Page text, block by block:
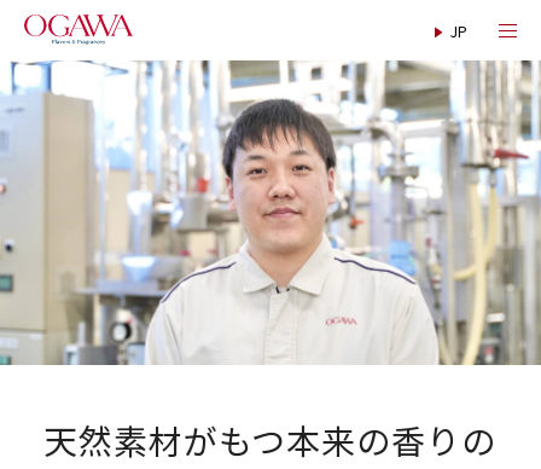
天然素材がもつ本来の香りの